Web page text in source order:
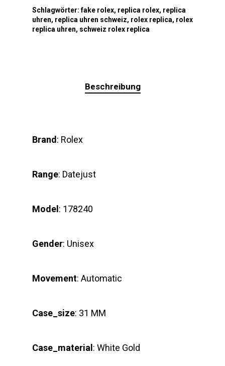
Schlagwörter:fake rolex, replica rolex, replica
uhren, replica uhren schweiz, rolex replica, rolex
replica uhren, schweiz rolex replica
Beschreibung
Brand: Rolex
Range: Datejust
Model: 178240
Gender: Unisex
Movement: Automatic
Case_size: 31 MM
Case_material: White Gold